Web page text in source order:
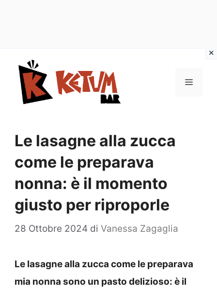
contenuto
Menu
Le lasagne alla zucca
come le preparava
nonna: è il momento
giusto per riproporle
28 Ottobre 2024 di Vanessa Zagaglia
Le lasagne alla zucca come le preparava
mia nonna sono un pasto delizioso: è il